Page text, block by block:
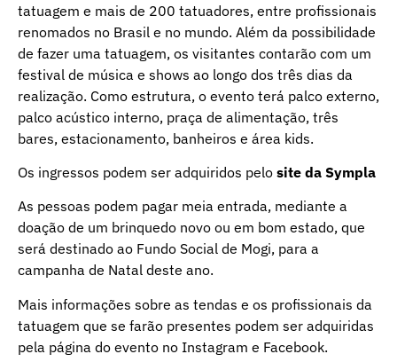
tatuagem e mais de 200 tatuadores, entre profissionais
renomados no Brasil e no mundo. Além da possibilidade
de fazer uma tatuagem, os visitantes contarão com um
festival de música e shows ao longo dos três dias da
realização. Como estrutura, o evento terá palco externo,
palco acústico interno, praça de alimentação, três
bares, estacionamento, banheiros e área kids.
Os ingressos podem ser adquiridos pelo site da Sympla
As pessoas podem pagar meia entrada, mediante a
doação de um brinquedo novo ou em bom estado, que
será destinado ao Fundo Social de Mogi, para a
campanha de Natal deste ano.
Mais informações sobre as tendas e os profissionais da
tatuagem que se farão presentes podem ser adquiridas
pela página do evento no Instagram e Facebook.